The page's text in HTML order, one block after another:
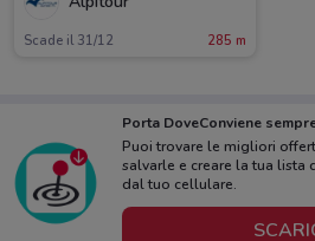
Scade il 31/12 285 m
Porta DoveConviene
Puoi trovare le migliori
salvarle e creare la tua
dal tuo cellulare.